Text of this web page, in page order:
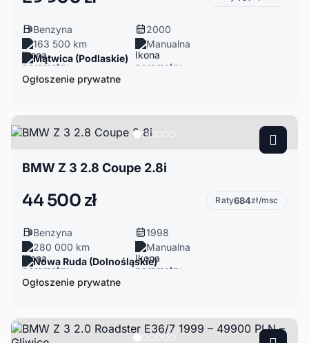
Benzyna
2000
163 500 km
Manualna
Mątwica (Podlaskie)
Ogłoszenie prywatne
BMW Z 3 2.8 Coupe 2.8i
44 500 zł Raty684zł/msc
Benzyna
1998
280 000 km
Manualna
Nowa Ruda (Dolnośląskie)
Ogłoszenie prywatne